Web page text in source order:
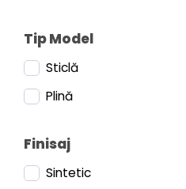
Tip Model
Sticlă
Plină
Finisaj
Sintetic